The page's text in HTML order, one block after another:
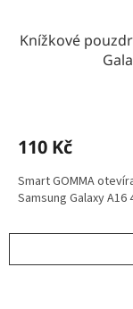
Knížkové
110 Kč
Smart GOMMA
Samsung Galaxy A16